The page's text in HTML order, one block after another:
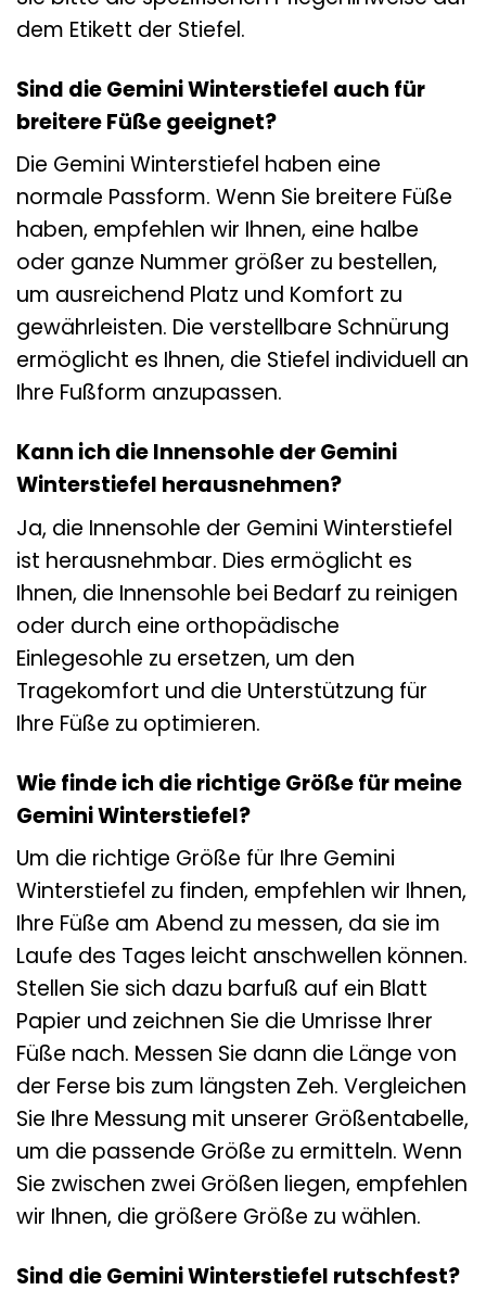
dem Etikett der Stiefel.
Sind die Gemini Winterstiefel auch für
breitere Füße geeignet?
Die Gemini Winterstiefel haben eine
normale Passform. Wenn Sie breitere Füße
haben, empfehlen wir Ihnen, eine halbe
oder ganze Nummer größer zu bestellen,
um ausreichend Platz und Komfort zu
gewährleisten. Die verstellbare Schnürung
ermöglicht es Ihnen, die Stiefel individuell an
Ihre Fußform anzupassen.
Kann ich die Innensohle der Gemini
Winterstiefel herausnehmen?
Ja, die Innensohle der Gemini Winterstiefel
ist herausnehmbar. Dies ermöglicht es
Ihnen, die Innensohle bei Bedarf zu reinigen
oder durch eine orthopädische
Einlegesohle zu ersetzen, um den
Tragekomfort und die Unterstützung für
Ihre Füße zu optimieren.
Wie finde ich die richtige Größe für meine
Gemini Winterstiefel?
Um die richtige Größe für Ihre Gemini
Winterstiefel zu finden, empfehlen wir Ihnen,
Ihre Füße am Abend zu messen, da sie im
Laufe des Tages leicht anschwellen können.
Stellen Sie sich dazu barfuß auf ein Blatt
Papier und zeichnen Sie die Umrisse Ihrer
Füße nach. Messen Sie dann die Länge von
der Ferse bis zum längsten Zeh. Vergleichen
Sie Ihre Messung mit unserer Größentabelle,
um die passende Größe zu ermitteln. Wenn
Sie zwischen zwei Größen liegen, empfehlen
wir Ihnen, die größere Größe zu wählen.
Sind die Gemini Winterstiefel rutschfest?